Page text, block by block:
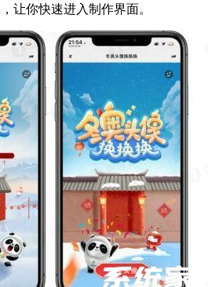
让你快速进入制作界面。